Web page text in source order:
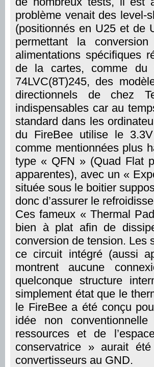
problème venait des level-
(positionnés en U25 et de
permettant la
alimentations spécifiques
de la cartes, comme
74LVC(8T)245, des
directionnels de chez
indispensables car au
standard dans les
du FireBee utilise le
comme mentionnées plus
type « QFN » (Quad Flat
apparentes), avec un «
située sous le boitier
donc d’assurer le
Ces fameux « Thermal
bien à plat afin de
conversion de tension. Les
ce circuit intégré (aussi
montrent aucune
quelconque structure
simplement état que le
le FireBee a été conçu
idée non
ressources et de
conservatrice » aurait
convertisseurs au GND.